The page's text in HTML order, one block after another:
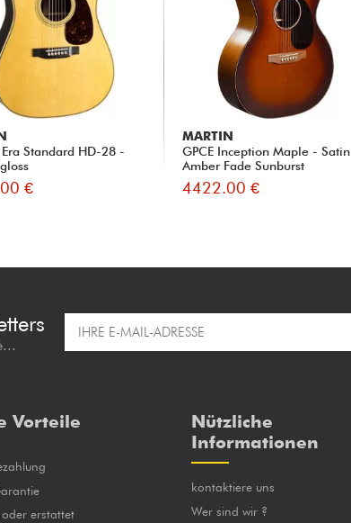
Standard HD-28 -
€
MARTIN
GPCE Inception Maple - Satin
Amber Fade Sunburst
4422.00 €
Vorteile
erstattet
Nützliche
Informationen
kontaktiere uns
Wer sind wir ?